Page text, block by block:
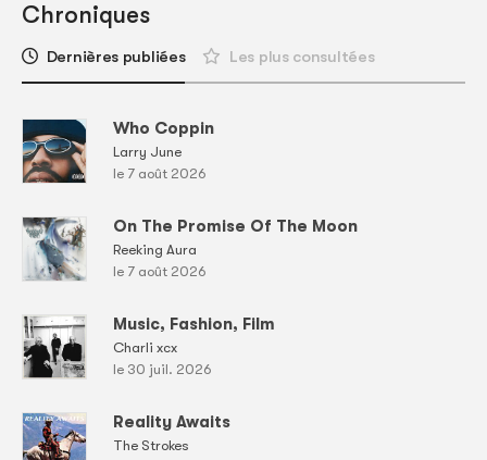
Chroniques
Dernières publiées Les plus consultées
Who Coppin
Larry June
le 7 août 2026
On The Promise Of The Moon
Reeking Aura
le 7 août 2026
Music, Fashion, Film
Charli xcx
le 30 juil. 2026
Reality Awaits
The Strokes